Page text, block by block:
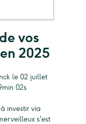
vos
2025
le 02 juillet
02s
investir via
s'est